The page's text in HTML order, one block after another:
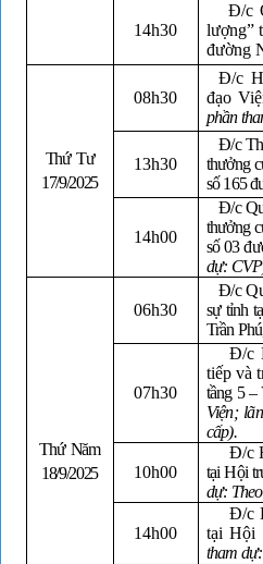
14h30
Đ/c
lượng”
đường
Thứ Tư
17/9/2025
08h30
Đ/c
đạo
phần
13h30
Đ/c
thưởng
số 165
14h00
Đ/c
thưởng
số 03
dự:
Thứ Năm
18/9/2025
06h30
Đ/c
sự tỉnh
Trần
07h30
Đ/c
tiếp và
tầng 5
Viện;
cấp).
10h00
Đ/c
tại Hội
dự:
14h00
Đ/c
tại Hội
tham